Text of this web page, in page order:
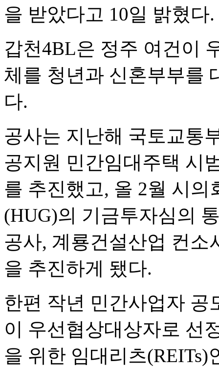
을 받았다고 10일 밝혔다.
갑천4BL은 정주 여건이
체를 청년과 신혼부부를
다.
공사는 지난해 국토교통
공지원 민간임대주택 시
를 추진했고, 올 2월 시
(HUG)의 기금투자심의
공사, 계룡건설산업 컨소
을 추진하게 됐다.
한편 작년 민간사업자
이 우선협상대상자로 선
을 위한 임대리츠